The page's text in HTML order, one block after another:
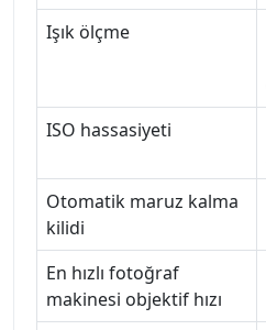
Işık ölçme
ISO hassasiyeti
Otomatik maruz kalma
kilidi
En hızlı fotoğraf
makinesi objektif hızı